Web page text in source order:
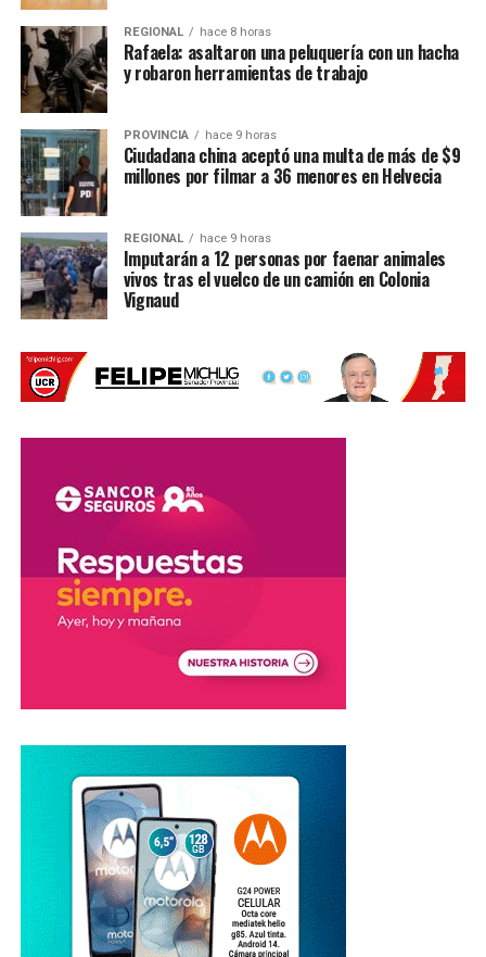
Qué municipios o comunas
Cuál fue el destino de los fondosobtenidos
mediante el cobro de las fotomultas.
Desde la Legislatura aclararon que el objetivo no es
eliminar los controles de velocidad, sino garantizar que
funcionen dentro del marco legal y con total transparencia.
Qué puede hacer un conductor si
recibió una fotomulta
autorización correspondiente, los automovilistas podrían
iniciar distintas acciones.
Quienes tengan una infracciónpendiente de pago
nulidad de la multa.
En tanto, quienes
gestionar elreintegro del dinero
emitió la infracción. Si el reclamo administrativo no
prospera, también existe la posibilidad de acudir a la
Crece la polémica por los controles
viales
La controversia se produce en medio de reclamos por el
estado de las rutas nacionales y el funcionamiento de los
sistemas de fiscalización.
Mientras avanza el pedido de informes, la investigación
buscará determinarcuáles radares cumplían con la
normativa vigente y cuáles podrían haber emitido
REGIONAL hace 8 horas
Rafaela: asaltaron una peluquería con un hacha
y robaron herramientas de trabajo
PROVINCIA hace 9 horas
Ciudadana china aceptó una multa de más de $9
millones por filmar a 36 menores en Helvecia
REGIONAL hace 9 horas
Imputarán a 12 personas por faenar animales
vivos tras el vuelco de un camión en Colonia
Vignaud